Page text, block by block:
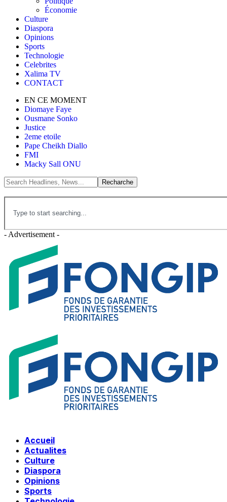
Économie
Culture
Diaspora
Opinions
Sports
Technologie
Celebrites
Xalima TV
CONTACT
EN CE MOMENT
Diomaye Faye
Ousmane Sonko
Justice
2eme etoile
Pape Cheikh Diallo
FMI
Macky Sall ONU
- Advertisement -
Accueil
Actualites
Culture
Diaspora
Opinions
Sports